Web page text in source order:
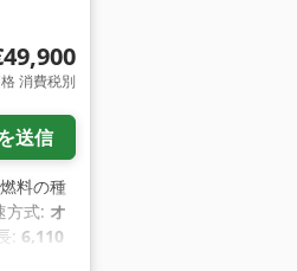
消費税別
送信
料の種
方式: オ
: 6,110